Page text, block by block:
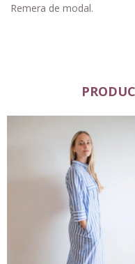
Remera de modal.